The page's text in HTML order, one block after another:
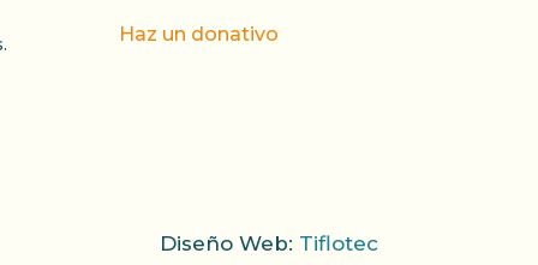
Haz un donativo
Diseño Web: Tiflotec